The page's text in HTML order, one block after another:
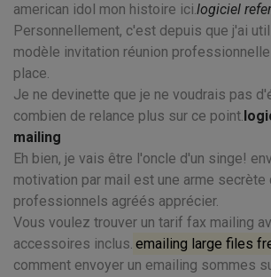
american idol mon histoire ici.logiciel
Personnellement, c'est depuis que j'ai
modèle invitation réunion
place.
Je ne devinette que je ne voudrais pas
combien de relance plus sur ce point.
mailing
Eh bien, je vais être l'oncle d'un singe!
motivation par mail est une arme secrète
professionnels agréés apprécier.
Vous voulez trouver un tarif fax mailing
accessoires inclus. emailing large files
comment envoyer un emailing sommes